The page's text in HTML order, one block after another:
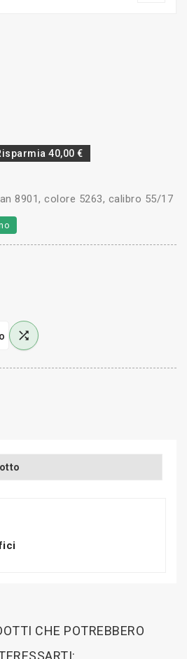
40,00 €
8901, colore 5263, calibro 55/17

CHE POTREBBERO